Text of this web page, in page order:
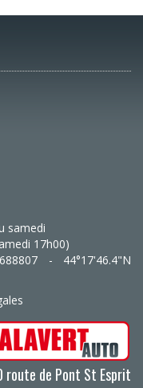
samedi
17h00)
- 44°17'46.4"N
route de Pont St Esprit